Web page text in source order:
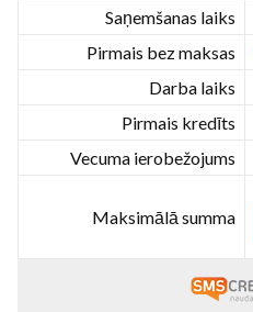
Saņemšanas laiks
Pirmais bez maksas
Darba laiks
Pirmais kredīts
Vecuma ierobežojums
Maksimālā summa